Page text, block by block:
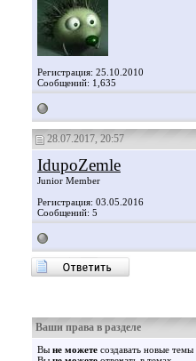
Регистрация: 25.10.2010
Сообщений: 1,635
28.07.2017, 20:57
IdupoZemle
Junior Member
Регистрация: 03.05.2016
Сообщений: 5
Ваши права в разделе
Вы не можете создавать новые темы